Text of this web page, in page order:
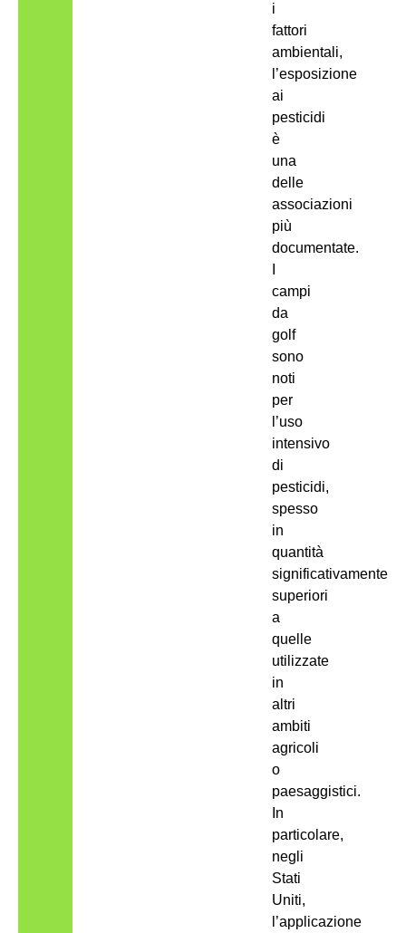
i
fattori
ambientali,
l’esposizione
ai
pesticidi
è
una
delle
associazioni
più
documentate.
campi
da
golf
sono
noti
per
l’uso
intensivo
di
pesticidi,
spesso
in
quantità
significativamente
superiori
a
quelle
utilizzate
in
altri
ambiti
agricoli
o
paesaggistici.
In
particolare,
negli
Stati
Uniti,
l’applicazione